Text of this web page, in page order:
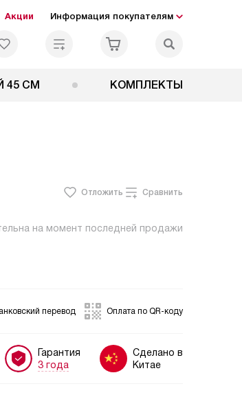
Акции Информация покупателям
45 СМ КОМПЛЕКТЫ
Отложить Сравнить
на момент последней продажи
перевод Оплата по QR-коду
Гарантия
3 года
Сделано в
Китае